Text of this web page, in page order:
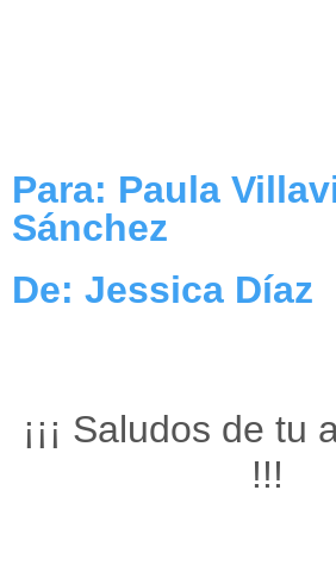
Para: Paula
Sánchez
De: Jessica Díaz
¡¡¡ Saludos de tu
!!!